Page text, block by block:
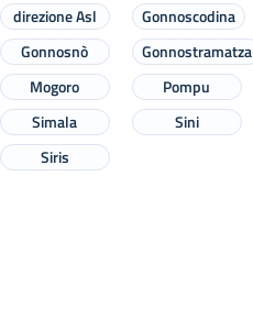
direzione Asl
Gonnoscodina
Gonnosnò
Gonnostramatza
Mogoro
Pompu
Simala
Sini
Siris